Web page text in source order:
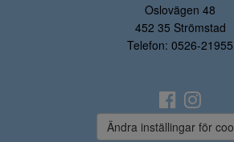
Oslovägen 48
452 35 Strömstad
Telefon: 0526-21955
Ändra inställingar för